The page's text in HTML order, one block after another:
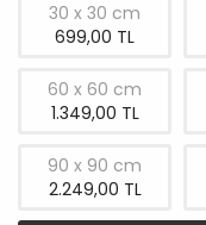
30 x 30 cm
699,00 TL
60 x 60 cm
1.349,00 TL
90 x 90 cm
2.249,00 TL